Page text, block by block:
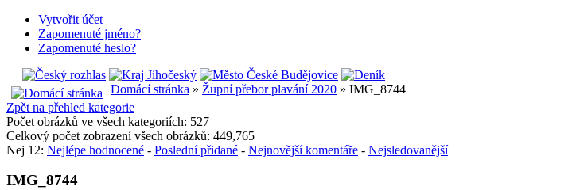
Vytvořit účet
Zapomenuté jméno?
Zapomenuté heslo?
Domácí stránka » Župní přebor plavání 2020 » IMG_8744
Zpět na přehled kategorie
Počet obrázků ve všech kategoriích: 527
Celkový počet zobrazení všech obrázků: 449,765
Nej 12: Nejlépe hodnocené - Poslední přidané - Nejnovější komentáře - Nejsledovanější
IMG_8744